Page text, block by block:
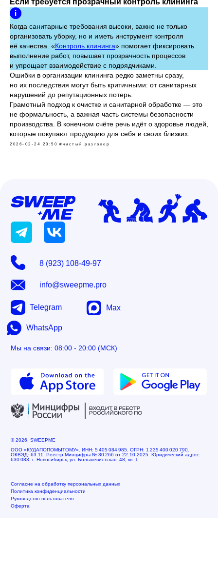
Когда санитарные требования высоки, важно не только
организовать уборку, но и иметь инструмент контроля
её качества. «Контроль клининга» помогает фиксировать
выполнение работ, повышает прозрачность процессов
и упрощает взаимодействие с подрядчиками.
Ошибки в организации клининга редко заметны сразу,
но их последствия могут быть критичными: от санитарных
нарушений до репутационных потерь.
Грамотный подход к очистке и санитарной обработке — это
не формальность, а важная часть системы безопасности
производства. В конечном счёте речь идёт о здоровье людей,
которые покупают продукцию для себя и своих близких.
2026-02-24 20:50 #чистый разговор
8 (923) 108-49-97
info@sweepme.pro
Telegram
WhatsApp
ООО «КУДАПОПОМЫТОМУ». ИНН: 5 405 084 985. ОГРН: 1 235 400 020 790.
ОКВЭД: 63.11. Реестр Минцифры № 30 266 от 22.10.2025. Юридический адрес:
630 083, г. Новосибирск, ул. Большевистская, 48, кв. 1
Согласие на обработку персональных данных
Политика конфиденциальности
Руководство пользователя
Оферта
© 2026, SWEEPME
Max
Мы на связи: 08:00 - 20:00 (МСК)